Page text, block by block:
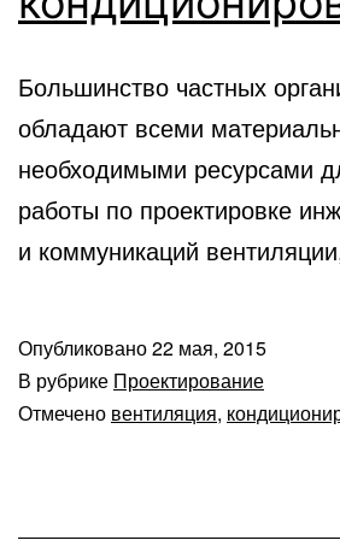
Большинство частных
обладают всеми
необходимыми ресурсами
работы по проектировке
и коммуникаций
Опубликовано22 мая, 2015
В рубрике Проектирование
Отмечено вентиляция,